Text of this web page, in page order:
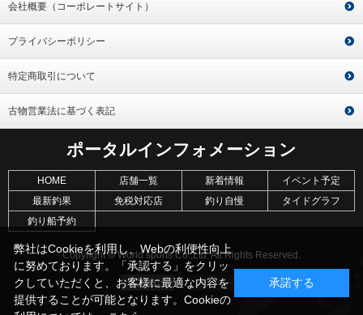
会社概要（コーポレートサイト）
プライバシーポリシー
特定商取引について
古物営業法に基づく表記
ポータルインフォメーション
HOME 店舗一覧 新着情報
イベント予定
最新釣果
免税対応店 釣り自慢
タイドグラフ
釣り船予約
Copyright © World sports Co.,Ltd. All Rights Reserved.
弊社はCookieを利用し、Webの利便性向上
に努めております。「承認する」をクリッ
クしていただくと、お客様に最適な内容を
提供することが可能となります。Cookieの
承諾する